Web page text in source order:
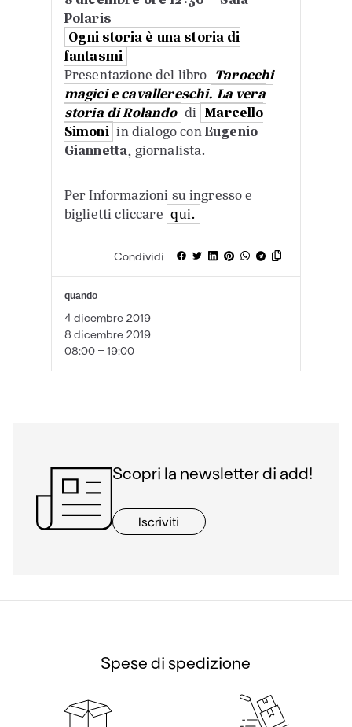
Polaris
Ogni storia è una storia di
fantasmi
Presentazione del libro Tarocchi
magici e cavallereschi. La vera
storia di Rolando di Marcello
Simoni in dialogo conEugenio
Giannetta, giornalista.
Per Informazioni su ingresso e
biglietti cliccare qui.
Condividi
quando
4 dicembre 2019
8 dicembre 2019
08:00 - 19:00
Scopri la newsletter di add!
Iscriviti
Spese di spedizione